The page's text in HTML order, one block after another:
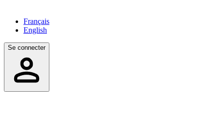
Français
English
Se connecter